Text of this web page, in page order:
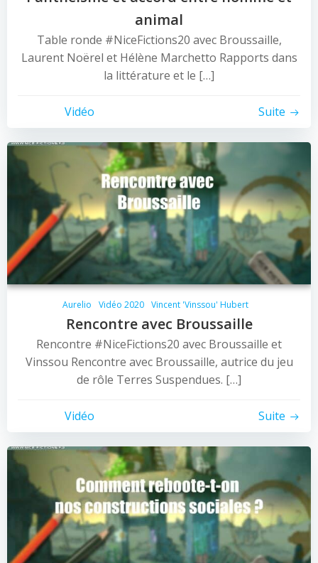
animal
Table ronde #NiceFictions20 avec Broussaille,
Laurent Noërel et Hélène Marchetto Rapports dans
la littérature et le […]
Vidéo Suite
Aurelio Vidéo 2020 Vincent 'Vinssou' Hubert
Rencontre avec Broussaille
Rencontre #NiceFictions20 avec Broussaille et
Vinssou Rencontre avec Broussaille, autrice du jeu
de rôle Terres Suspendues. […]
Vidéo Suite